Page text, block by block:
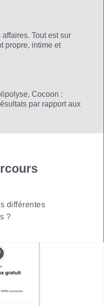
Tout est sur
propre, intime et
Cocoon :
par rapport aux
différentes
?